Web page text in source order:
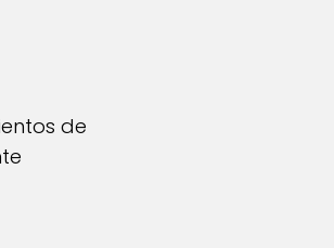
de